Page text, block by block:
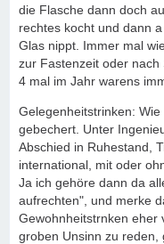
die Flasche dann doch
rechtes kocht und dann
Glas nippt. Immer mal
zur Fastenzeit oder
4 mal im Jahr warens
Gelegenheitstrinken:
gebechert. Unter
Abschied in Ruhestand,
international, mit oder
Ja ich gehöre dann da
aufrechten", und merke
Gewohnheitstrnken eher
groben Unsinn zu reden,